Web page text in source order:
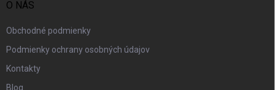
O NÁS
Obchodné podmienky
Podmienky ochrany osobných údajov
Kontakty
Blog